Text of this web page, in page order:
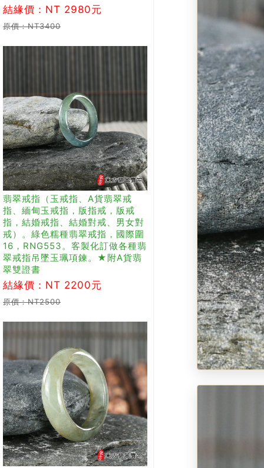
結緣價：NT 2980元
原價：NT3400
翡翠戒指（玉戒指、A貨翡翠戒
指、緬甸玉戒指，版指戒，版戒
指，結婚戒指、結婚對戒、男女對
戒）。綠色糯種翡翠戒指，國際圍
16，RNG553。客製化訂做各種翡
翠戒指吊墜玉珮項鍊。★附A貨翡
翠雙證書
結緣價：NT 2200元
原價：NT2500